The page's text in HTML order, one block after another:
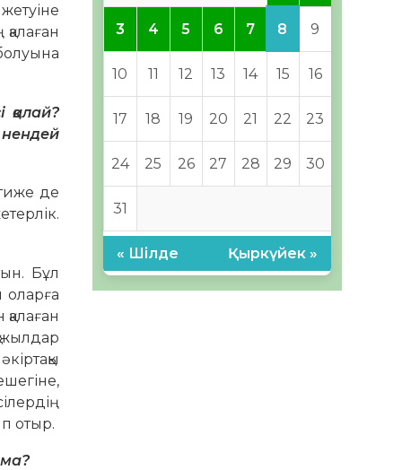
қалай?
де
Бұл
оларға
жылдар
отыр.
ма?
3 4 5 6 7 8 9
10 11 12 13 14 15 16
17 18 19 20 21 22 23
24 25 26 27 28 29 30
31
« Шілде Қыркүйек »